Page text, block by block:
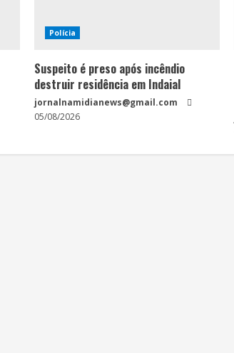
Polícia
Suspeito é preso após incêndio
destruir residência em Indaial
jornalnamidianews@gmail.com
05/08/2026